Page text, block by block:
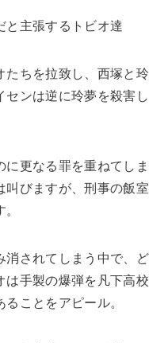
と主張するトビオ達
たちを拉致し、西塚と玲
センは逆に玲夢を殺害し
更なる罪を重ねてしま
叫びますが、刑事の飯室
消されてしまう中で、ど
は手製の爆弾を凡下高校
ことをアピール。